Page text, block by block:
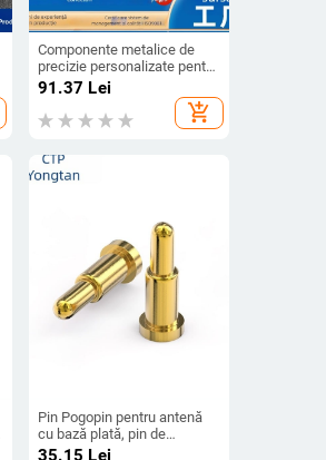
Componente metalice de
precizie personalizate pentru
prelucrare CNC cu cinci și
șase axe, din oțel inoxidabil
91.37 Lei
add_shopping_cart
Pin Pogopin pentru antenă
cu bază plată, pin de
încărcare și sondă
35.15 Lei